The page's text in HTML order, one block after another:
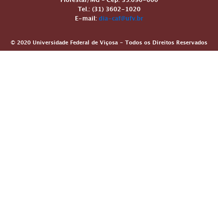
Tel.: (31) 3602-1020
E-mail:dia-caf@ufv.br
© 2020 Universidade Federal de Viçosa - Todos os Direitos Reservados